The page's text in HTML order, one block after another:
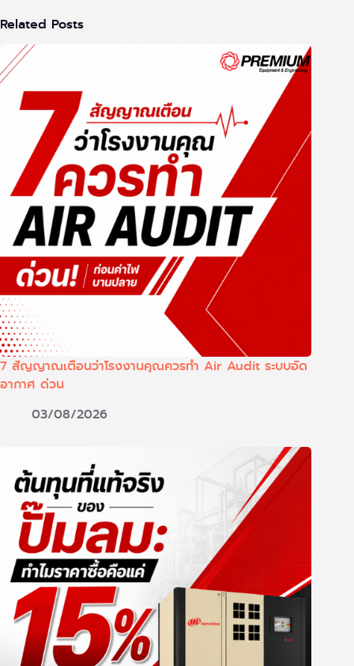
Related Posts
7 สัญญาณเตือนว่าโรงงานคุณควรทำ Air Audit ระบบอัด
อากาศ ด่วน
03/08/2026